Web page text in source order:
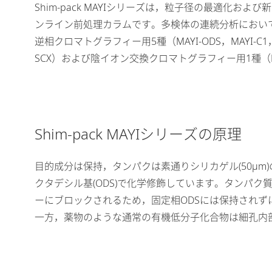
Shim-pack MAYIシリーズは，粒子径の最適化および
ンライン前処理カラムです。多検体の連続分析にお
逆相クロマトグラフィー用5種（MAYI-ODS，MAYI-
SCX）および陰イオン交換クロマトグラフィー用1種
Shim-pack MAYIシリーズの原理
目的成分は保持，タンパクは素通りシリカゲル
クタデシル基(ODS)で化学修飾しています。タンパ
ーにブロックされるため，固定相ODSには保持され
一方，薬物のような通常の有機低分子化合物は細孔